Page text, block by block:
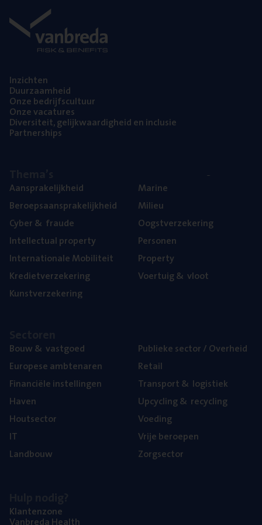
Inzich­ten
Duur­zaam­heid
Onze bedrijfs­cul­tuur
Onze vaca­tu­res
Diver­si­teit, gelijk­waar­dig­heid en inclusie
Part­ner­ships
Aan­spra­ke­lijk­heid
Beroeps­aan­spra­ke­lijk­heid
Cyber& fraude
Intel­lec­tu­al property
Inter­na­ti­o­na­le Mobiliteit
Kre­diet­ver­ze­ke­ring
Kunst­ver­ze­ke­ring
Mari­ne
Mili­eu
Oogst­ver­ze­ke­ring
Per­so­nen
Pro­per­ty
Voer­tuig& vloot
Bouw& vastgoed
Euro­pe­se ambtenaren
Finan­ci­ë­le instellingen
Haven
Hout­sec­tor
IT
Land­bouw
Publie­ke sec­tor / Overheid
Retail
Trans­port& logistiek
Upcy­cling& recycling
Voe­ding
Vrije beroe­pen
Zorg­sec­tor
Klan­ten­zo­ne
Van­b­re­da Health